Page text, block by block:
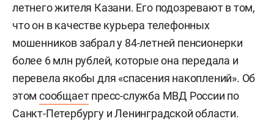
летнего жителя Казани. Его подозревают в том,
что он в качестве курьера телефонных
мошенников забрал у 84-летней пенсионерки
более 6 млн рублей, которые она передала и
перевела якобы для «спасения накоплений». Об
этом сообщаетпресс-служба МВД России по
Санкт-Петербургу и Ленинградской области.